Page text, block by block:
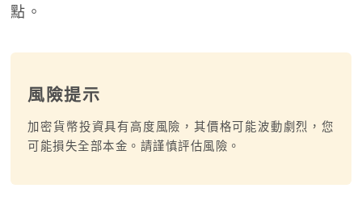
點。
風險提示
加密貨幣投資具有高度風險，其價格可能波動劇烈，您
可能損失全部本金。請謹慎評估風險。